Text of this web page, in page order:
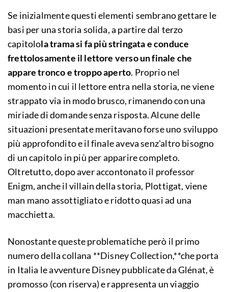
Se inizialmente questi elementi sembrano gettare le
basi per una storia solida, a partire dal terzo
capitolola trama si fa più stringata e conduce
frettolosamente il lettore verso un finale che
appare tronco e troppo aperto. Proprio nel
momento in cui il lettore entra nella storia, ne viene
strappato via in modo brusco, rimanendo con una
miriade di domande senza risposta. Alcune delle
situazioni presentate meritavano forse uno sviluppo
più approfondito e il finale aveva senz'altro bisogno
di un capitolo in più per apparire completo.
Oltretutto, dopo aver accontonato il professor
Enigm, anche il villain della storia, Plottigat, viene
man mano assottigliato e ridotto quasi ad una
macchietta.
Nonostante queste problematiche però il primo
numero della collana **Disney Collection,**che porta
in Italia le avventure Disney pubblicate da Glénat, è
promosso (con riserva) e rappresenta un viaggio